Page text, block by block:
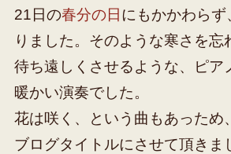
21日の春分の日 にもかかわら
りました。そのような寒さを忘
待ち遠しくさせるような、ピア
暖かい演奏でした。
花は咲く、という曲もあっため、
ブログタイトルにさせて頂きま